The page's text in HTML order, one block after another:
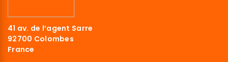
41 av. de l’agent Sarre
92700 Colombes
France